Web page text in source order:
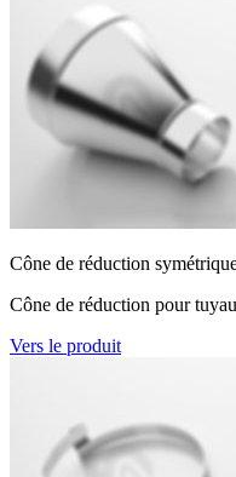
Cône de réduction
Cône de réduction pour
Vers le produit